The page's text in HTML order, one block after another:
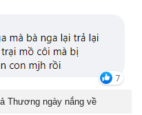
Thương ngày nắng về